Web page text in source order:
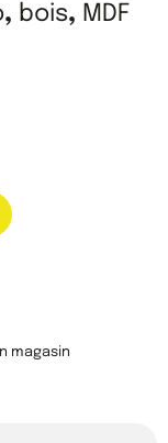
, bois, MDF
magasin